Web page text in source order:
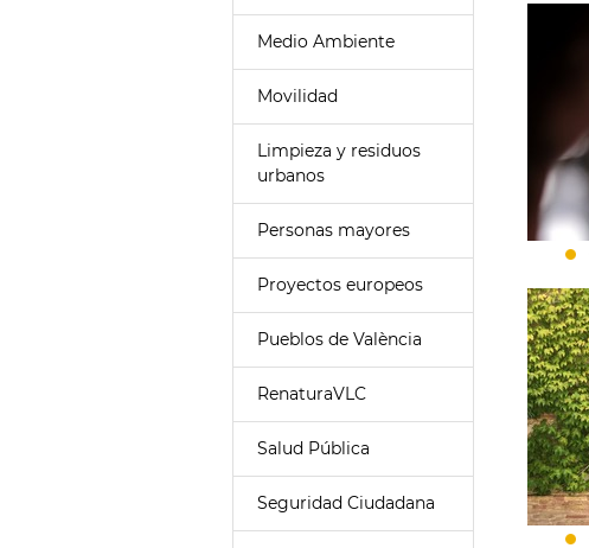
Medio Ambiente
Movilidad
Limpieza y residuos
urbanos
Personas mayores
Proyectos europeos
Pueblos de València
RenaturaVLC
Salud Pública
Seguridad Ciudadana